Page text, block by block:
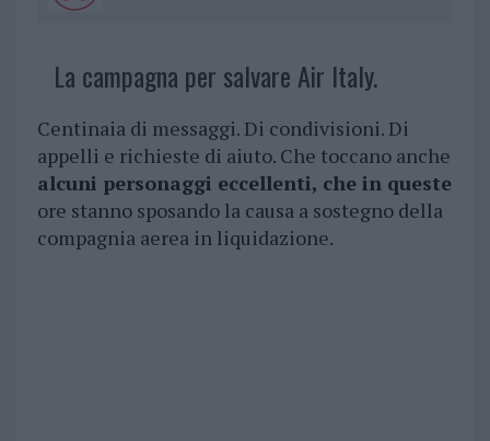
La campagna per salvare Air Italy.
Centinaia di messaggi. Di condivisioni. Di
appelli e richieste di aiuto. Che toccano anche
alcuni personaggi eccellenti, che in queste
ore stanno sposando la causa a sostegno della
compagnia aerea in liquidazione.